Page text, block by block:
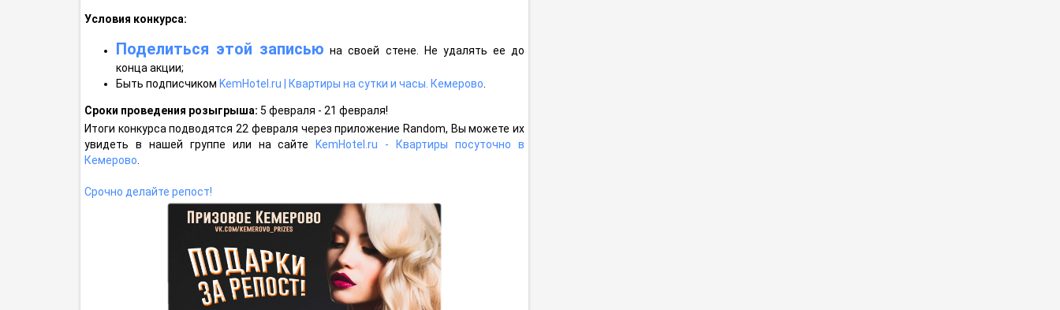
Условия конкурса:
Поделиться этой записью на своей стене. Не удалять ее до
конца акции;
Быть подписчиком KemHotel.ru | Квартиры на сутки и часы. Кемерово
Сроки проведения розыгрыша: 5 февраля - 21 февраля!
Итоги конкурса подводятся 22 февраля через приложение Random, Вы можете их
увидеть в нашей группе или на сайте
KemHotel.ru - Квартиры посуточно в
Кемерово
Cрочно делайте репост!